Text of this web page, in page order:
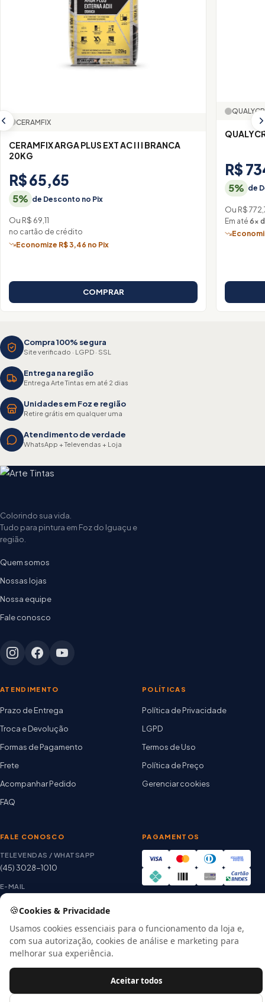
CERAMFIX
CERAMFIX ARGA PLUS EXT AC I I I BRANCA
20KG
R$ 65,65
5% de Desconto no Pix
Ou R$ 69,11
no cartão de crédito
Economize R$ 3,46 no Pix
COMPRAR
R$
5% de
Ou R$
Em até6×
Compra 100% segura
Site verificado · LGPD · SSL
Entrega na região
Entrega Arte Tintas em até 2 dias
Unidades em Foz e região
Retire grátis em qualquer uma
Atendimento de verdade
WhatsApp + Televendas + Loja
Colorindo sua vida.
Tudo para pintura em Foz do Iguaçu e
região.
Quem somos
Nossas lojas
Nossa equipe
Fale conosco
ATENDIMENTO
Prazo de Entrega
Troca e Devolução
Formas de Pagamento
Frete
Acompanhar Pedido
FAQ
POLÍTICAS
Política de Privacidade
LGPD
Termos de Uso
Política de Preço
Gerenciar cookies
FALE CONOSCO
TELEVENDAS / WHATSAPP
(45) 3028-1010
E-MAIL
thiago@artetintas.com.br
Seg. a Sex. 8h às 18h
Sábado 8h às 12h
PAGAMENTOS
Google Safe Browsing
© 2026 Arte Tintas · CNPJ 00.057.118/0001-56
🍪Cookies & Privacidade
Usamos cookies essenciais para o funcionamento da loja e,
com sua autorização, cookies de análise e marketing para
melhorar sua experiência.
Aceitar todos